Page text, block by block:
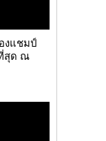
งแชมป์
สุด ณ